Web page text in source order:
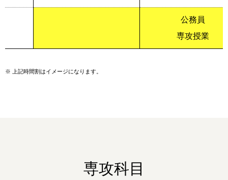
公務員
専攻授業
※ 上記時間割はイメージになります。
専攻科目